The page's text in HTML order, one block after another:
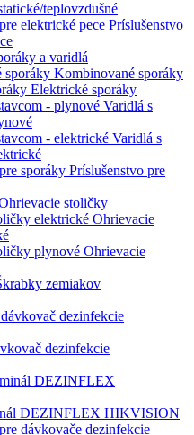
teplovzdušné
Príslušenstvo
a varidlá
Kombinované sporáky
Elektrické sporáky
Varidlá s
Varidlá s
Príslušenstvo pre
stoličky
Ohrievacie
Ohrievacie
zemiakov
dezinfekcie
DEZINFLEX HIKVISION